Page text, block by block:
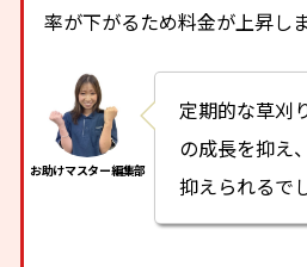
率が下がるため料金が上昇しま
定期的な草刈
の成長を抑え
抑えられるで